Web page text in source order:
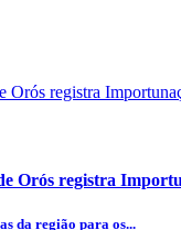
Orós registra
da região para os...